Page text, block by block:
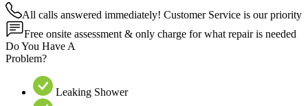
All calls answered immediately! Customer Service is our priority
Free onsite assessment & only charge for what repair is needed
Do You Have A
Problem?
Leaking Shower